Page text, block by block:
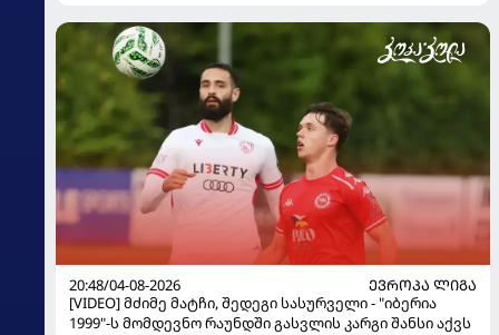
20:48/04-08-2026
ᲔᲕᲠᲝᲞᲐ ᲚᲘᲒᲐ
[VIDEO] მძიმე მატჩი, შედეგი სასურველი - "იბერია
1999"-ს მომდევნო რაუნდში გასვლის კარგი შანსი აქვს